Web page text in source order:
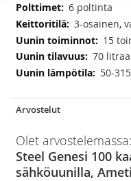
6 poltinta
3-osainen,
15
70
50-
Arvostelut
Olet arvostelemassa:
Steel Genesi 100
sähköuunilla,